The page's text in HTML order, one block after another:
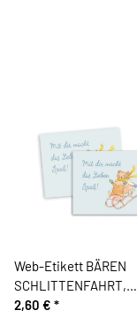
Web-Etikett BÄREN
SCHLITTENFAHRT,
Acufactum
2,60 € *